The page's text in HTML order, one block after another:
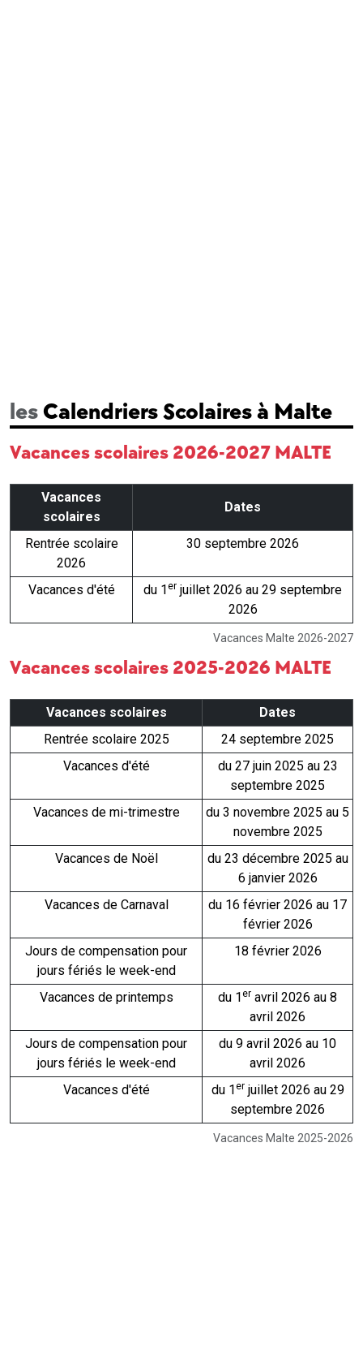
lesCalendriers Scolaires à Malte
Vacances scolaires 2026-2027 MALTE
Vacances Malte 2026-2027
Vacances
scolaires
Dates
Rentrée scolaire
2026
30 septembre 2026
Vacances d'été du 1er juillet 2026 au 29 septembre
2026
Vacances scolaires 2025-2026 MALTE
Vacances Malte 2025-2026
Vacances scolaires
Dates
Rentrée scolaire 2025
24 septembre 2025
Vacances d'été
du 27 juin 2025 au 23
septembre 2025
Vacances de mi-trimestre
du 3 novembre 2025 au 5
novembre 2025
Vacances de Noël
du 23 décembre 2025 au
6 janvier 2026
Vacances de Carnaval
du 16 février 2026 au 17
février 2026
Jours de compensation pour
jours fériés le week-end
18 février 2026
Vacances de printemps du 1er avril 2026 au 8
avril 2026
Jours de compensation pour
jours fériés le week-end
du 9 avril 2026 au 10
avril 2026
Vacances d'été
du 1erjuillet 2026 au 29
septembre 2026